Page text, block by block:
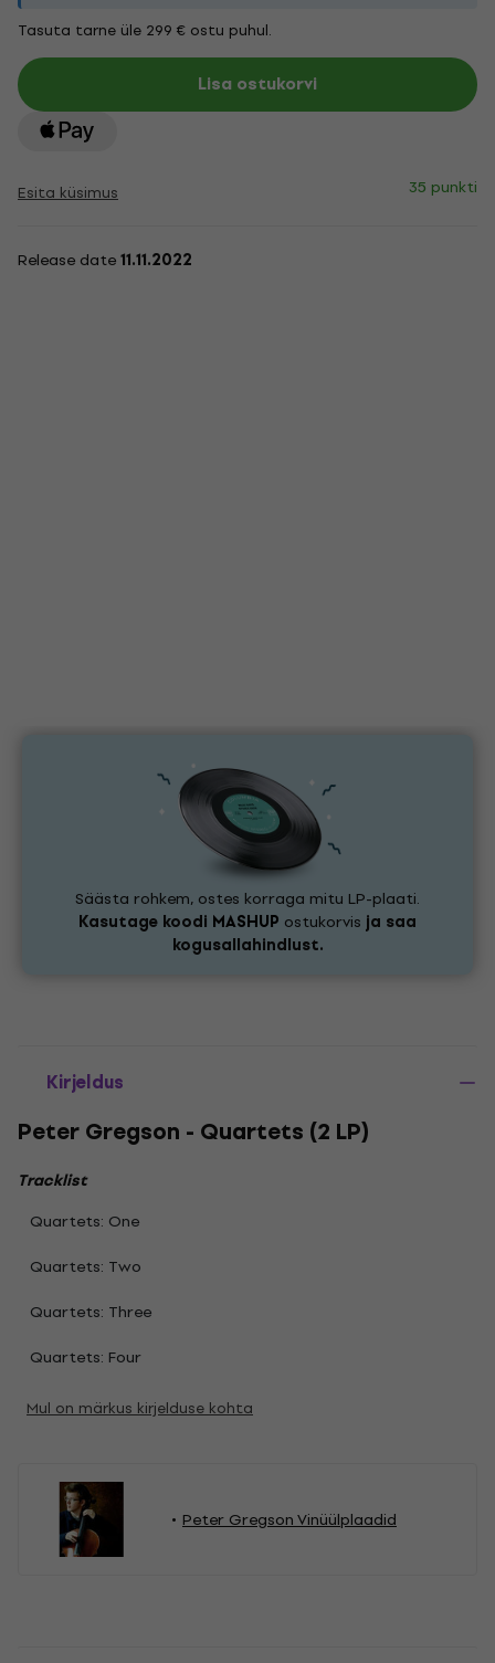
Tasuta tarne üle 299 € ostu puhul.
Lisa ostukorvi
Esita küsimus 35 punkti
Release date11.11.2022
Säästa rohkem, ostes korraga mitu LP-plaati.
Kasutage koodi MASHUP ostukorvis ja saa
kogusallahindlust.
Kirjeldus
Peter Gregson - Quartets (2 LP)
Tracklist
Quartets: One
Quartets: Two
Quartets: Three
Quartets: Four
Mul on märkus kirjelduse kohta
Peter Gregson Vinüülplaadid